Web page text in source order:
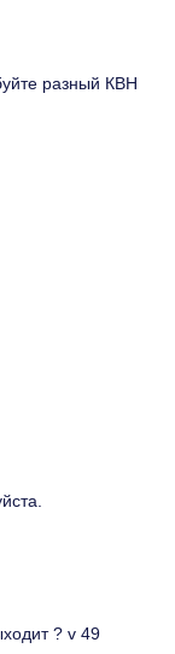
разный КВН
? v 49